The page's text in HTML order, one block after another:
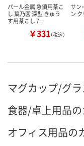
パール金属 急須用茶こ
し 葉乃園 深型 きゅう
す用茶こし 7…
￥331（税込）
サン
ン
マグカップ/グ
食器/卓上用品
オフィス用品の